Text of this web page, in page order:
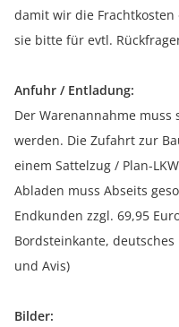
damit wir die
sie bitte für evtl.
Anfuhr / Entladung:
Der Warenannahme
werden. Die Zufahrt zur
einem Sattelzug / Plan-
Abladen muss Abseits
Endkunden zzgl. 69,95
Bordsteinkante,
und Avis)
Bilder: